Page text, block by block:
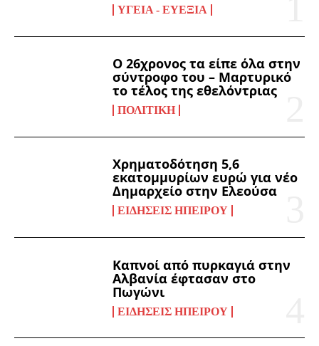
ΥΓΕΊΑ - ΕΥΕΞΊΑ
Ο 26χρονος τα είπε όλα στην
σύντροφο του – Μαρτυρικό
το τέλος της εθελόντριας
ΠΟΛΙΤΙΚΉ
Χρηματοδότηση 5,6
εκατομμυρίων ευρώ για νέο
Δημαρχείο στην Ελεούσα
ΕΙΔΉΣΕΙΣ ΗΠΕΊΡΟΥ
Καπνοί από πυρκαγιά στην
Αλβανία έφτασαν στο
Πωγώνι
ΕΙΔΉΣΕΙΣ ΗΠΕΊΡΟΥ